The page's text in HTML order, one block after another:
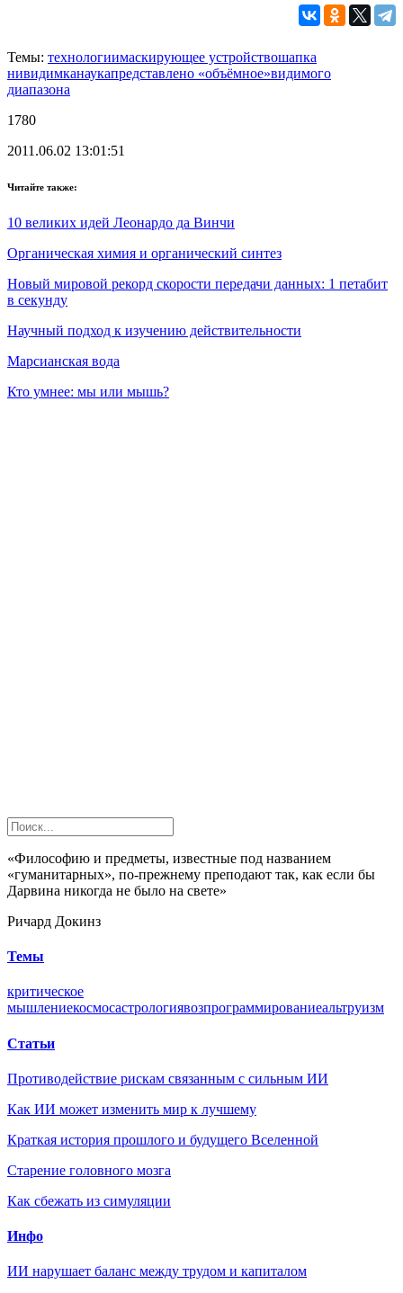
Темы: технологиимаскирующее устройствошапка
нивидимканаукапредставлено «объёмное»видимого
диапазона
1780
2011.06.02 13:01:51
Читайте также:
10 великих идей Леонардо да Винчи
Органическая химия и органический синтез
Новый мировой рекорд скорости передачи данных: 1 петабит
в секунду
Научный подход к изучению действительности
Марсианская вода
Кто умнее: мы или мышь?
«Философию и предметы, известные под названием
«гуманитарных», по-прежнему преподают так, как если бы
Дарвина никогда не было на свете»
Ричард Докинз
Темы
критическое
мышлениекосмосастрологиявозпрограммированиеальтруизм
Статьи
Противодействие рискам связанным с сильным ИИ
Как ИИ может изменить мир к лучшему
Краткая история прошлого и будущего Вселенной
Старение головного мозга
Как сбежать из симуляции
Инфо
ИИ нарушает баланс между трудом и капиталом